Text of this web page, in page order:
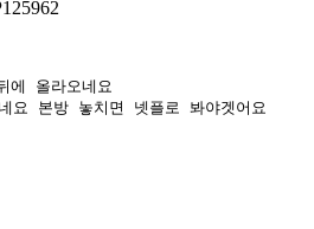
에 올라오네요
요 본방 놓치면 넷플로 봐야겟어요